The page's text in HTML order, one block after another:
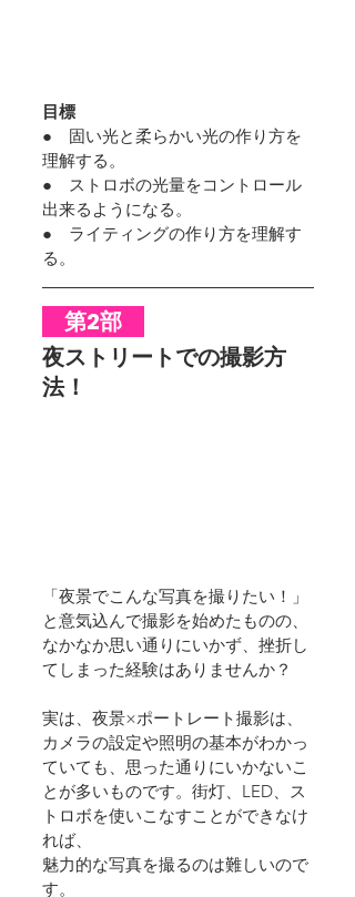
目標
●　固い光と柔らかい光の作り方を
理解する。
●　ストロボの光量をコントロール
出来るようになる。
●　ライティングの作り方を理解す
る。
第2部
夜ストリートでの撮影方
法！
「夜景でこんな写真を撮りたい！」
と意気込んで撮影を始めたものの、
なかなか思い通りにいかず、挫折し
てしまった経験はありませんか？
実は、夜景×ポートレート撮影は、
カメラの設定や照明の基本がわかっ
ていても、思った通りにいかないこ
とが多いものです。街灯、LED、ス
トロボを使いこなすことができなけ
れば、
魅力的な写真を撮るのは難しいので
す。